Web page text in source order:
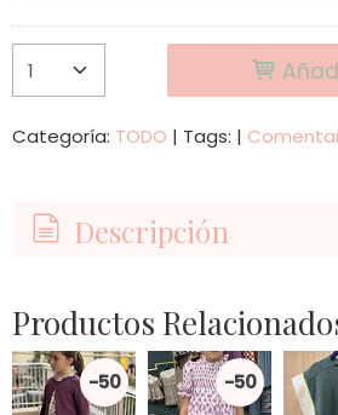
Categoría: TODO | Tags: |
Descripción
Productos
-50
-50